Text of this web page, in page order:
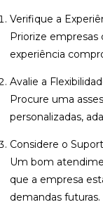
Verifique a
Priorize empresas
experiência
Avalie a
Procure uma
personalizadas,
Considere o
Um bom
que a empresa
demandas futuras.